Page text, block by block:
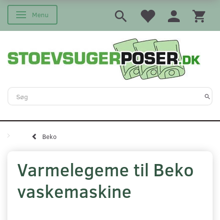
Skifte navigation
Menu
Beko
Varmelegeme til Beko
vaskemaskine